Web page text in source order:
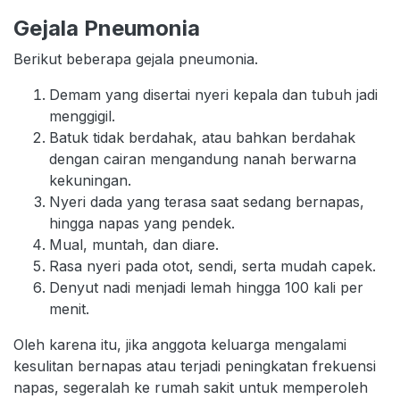
Gejala Pneumonia
Berikut beberapa gejala pneumonia.
Demam yang disertai nyeri kepala dan tubuh jadi
menggigil.
Batuk tidak berdahak, atau bahkan berdahak
dengan cairan mengandung nanah berwarna
kekuningan.
Nyeri dada yang terasa saat sedang bernapas,
hingga napas yang pendek.
Mual, muntah, dan diare.
Rasa nyeri pada otot, sendi, serta mudah capek.
Denyut nadi menjadi lemah hingga 100 kali per
menit.
Oleh karena itu, jika anggota keluarga mengalami
kesulitan bernapas atau terjadi peningkatan frekuensi
napas, segeralah ke rumah sakit untuk memperoleh